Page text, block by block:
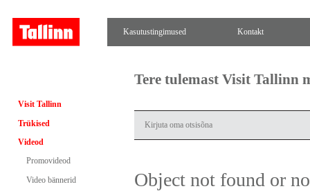
Kasutustingimused Kontakt
Visit Tallinn
Trükised
Videod
Promovideod
Video bännerid
Tere tulemast Visit Tallinn
Object not found or